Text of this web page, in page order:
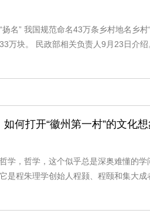
名” 我国规范命名43万条乡村地名乡
万块。 民政部相关负责人9月23日介
如何打开“徽州第一村”的文化
学，哲学，这个似乎总是深奥难懂的
程朱理学创始人程颢、程颐和集大成